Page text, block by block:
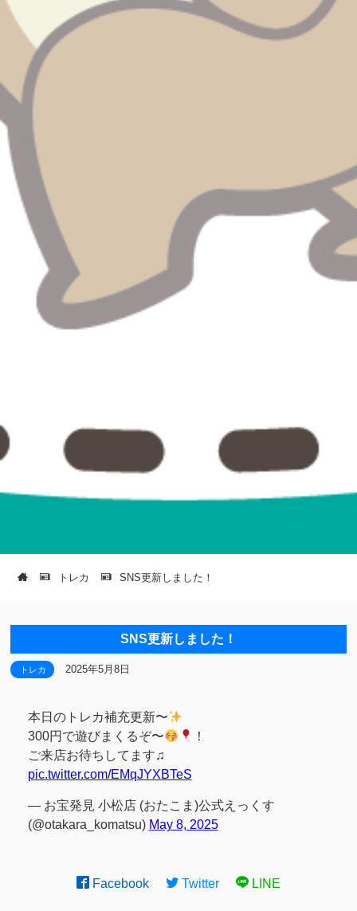
トレカ SNS更新しました！
SNS更新しました！
トレカ 2025年5月8日
本日のトレカ補充更新〜
300円で遊びまくるぞ〜
！
ご来店お待ちしてます♫
pic.twitter.com/EMqJYXBTeS
— お宝発見 小松店 (おたこま)公式えっくす
(@otakara_komatsu) May 8, 2025
Facebook Twitter LINE